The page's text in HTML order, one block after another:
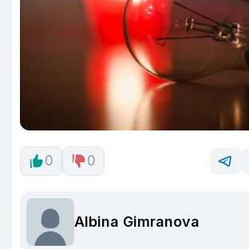
0 0
Albina Gimranova